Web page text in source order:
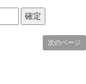
次のページ